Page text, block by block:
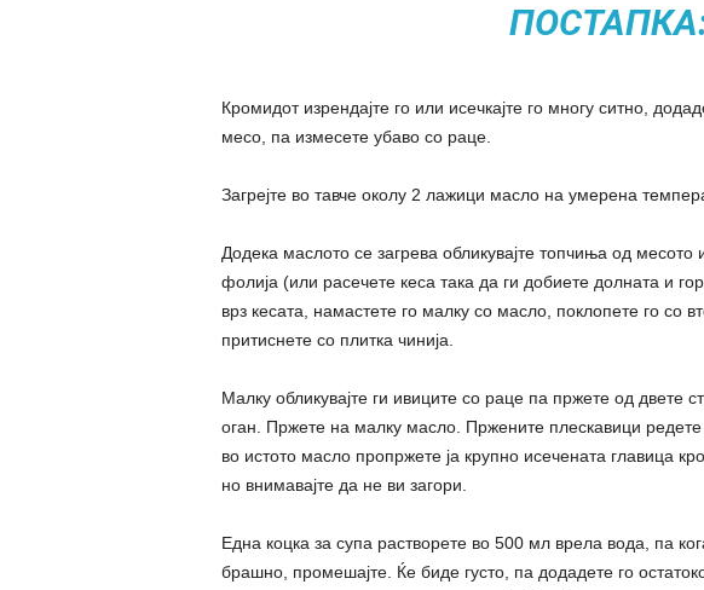
Кромидот изрендајте го или исечкајте го многу ситно,
месо, па измесете убаво со раце.
Загрејте во тавче околу 2 лажици масло на умерена
Додека маслото се загрева обликувајте топчиња од
фолија (или расечете кеса така да ги добиете долната и
врз кесата, намастете го малку со масло, поклопете го со
притиснете со плитка чинија.
Малку обликувајте ги ивиците со раце па пржете од двете
оган. Пржете на малку масло. Пржените плескавици редете
во истото масло пропржете ја крупно исечената главица
но внимавајте да не ви загори.
Една коцка за супа растворете во 500 мл врела вода, па
брашно, промешајте. Ќе биде густо, па додадете го